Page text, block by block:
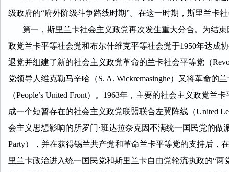
级政府的“府外阶级斗争路线时期”。在这一时期，斯里兰卡
第一，斯里兰卡社会主义政党再次发生重大分合。为结束
政党兰卡平等社会党和布尔什维克平等社会党于1950年达成
退党并组建了新的社会主义政党革命的兰卡社会平等党（
党领导人维克勒马辛哈（S. A. Wickremasinghe）又将革命
（People’s United Front）。1963年，主要的社会主义政党
成一个短暂存在的社会主义政党联盟联合左翼阵线（United
会主义思想影响的所罗门·班达拉奈克因不满统一国民党的做
Party），并在获得锡兰共产党和革命兰卡平等党的支持后
里兰卡政治进入统一国民党和斯里兰卡自由党轮流执政的“